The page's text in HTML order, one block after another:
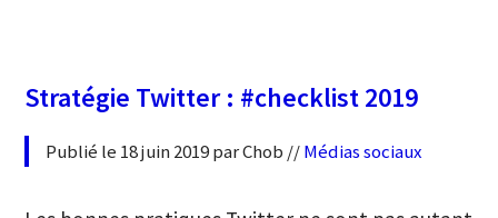
Stratégie Twitter : #checklist 2019
Publié le 18 juin 2019 par Chob //Médias sociaux